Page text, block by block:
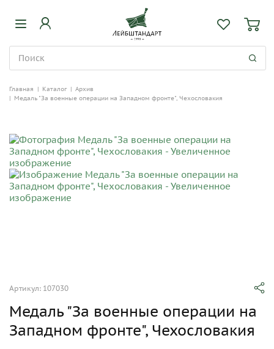
Главная | Каталог | Архив
| Медаль "За военные операции на Западном фронте", Чехословакия
Артикул: 107030
Медаль "За военные операции на
Западном фронте", Чехословакия